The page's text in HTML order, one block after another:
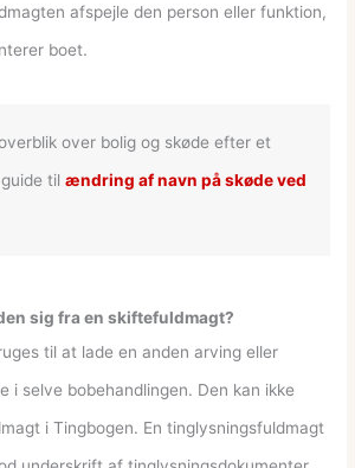
afspejle den person eller funktion,
boet.
over bolig og skøde efter et
guide tilændring af navn på skøde ved
sig fra en skiftefuldmagt?
til at lade en anden arving eller
i selve bobehandlingen. Den kan ikke
i Tingbogen. En tinglysningsfuldmagt